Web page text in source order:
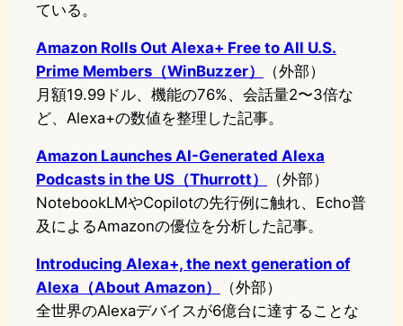
ている。
Amazon Rolls Out Alexa+ Free to All U.S.
Prime Members（WinBuzzer）
（外部）
月額19.99ドル、機能の76%、会話量2〜3倍な
ど、Alexa+の数値を整理した記事。
Amazon Launches AI-Generated Alexa
Podcasts in the US（Thurrott）
（外部）
NotebookLMやCopilotの先行例に触れ、Echo普
及によるAmazonの優位を分析した記事。
Introducing Alexa+, the next generation of
Alexa（About Amazon）
（外部）
全世界のAlexaデバイスが6億台に達することな